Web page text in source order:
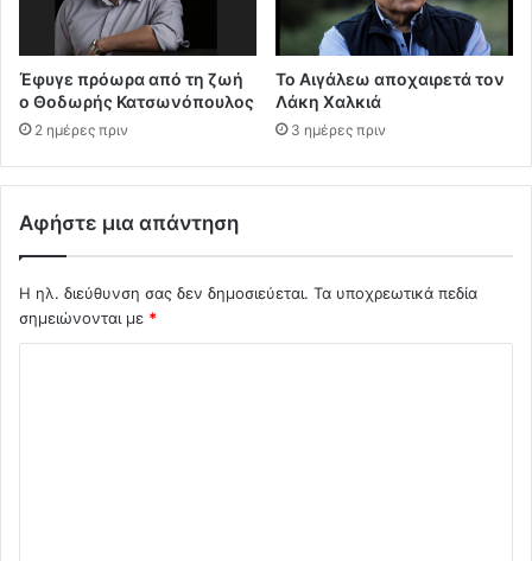
Έφυγε πρόωρα από τη ζωή
ο Θοδωρής Κατσωνόπουλος
2 ημέρες πριν
Το Αιγάλεω αποχαιρετά τον
Λάκη Χαλκιά
3 ημέρες πριν
Αφήστε μια απάντηση
Η ηλ. διεύθυνση σας δεν δημοσιεύεται. Τα υποχρεωτικά πεδία
σημειώνονται με *